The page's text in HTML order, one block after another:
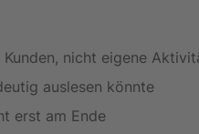
nicht eigene
auslesen könnte
erst am Ende